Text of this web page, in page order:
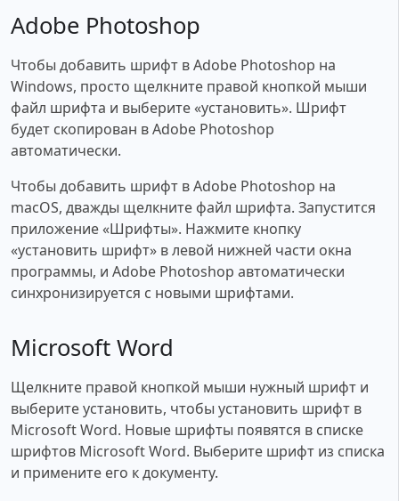
Adobe Photoshop
Чтобы добавить шрифт в Adobe Photoshop на
Windows, просто щелкните правой кнопкой мыши
файл шрифта и выберите «установить». Шрифт
будет скопирован в Adobe Photoshop
автоматически.
Чтобы добавить шрифт в Adobe Photoshop на
macOS, дважды щелкните файл шрифта. Запустится
приложение «Шрифты». Нажмите кнопку
«установить шрифт» в левой нижней части окна
программы, и Adobe Photoshop автоматически
синхронизируется с новыми шрифтами.
Microsoft Word
Щелкните правой кнопкой мыши нужный шрифт и
выберите установить, чтобы установить шрифт в
Microsoft Word. Новые шрифты появятся в списке
шрифтов Microsoft Word. Выберите шрифт из списка
и примените его к документу.